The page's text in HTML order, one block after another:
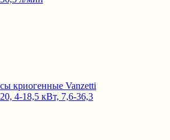
криогенные Vanzetti
4-18,5 кВт, 7,6-36,3